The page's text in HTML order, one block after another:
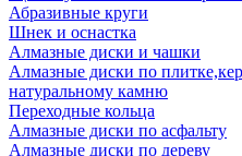
Абразивные круги
Шнек и оснастка
Алмазные диски и чашки
Алмазные диски по
натуральному камню
Переходные кольца
Алмазные диски по асфальту
Алмазные диски по дереву